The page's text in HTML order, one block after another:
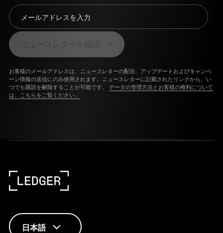
メールアドレスを入力
お客様のメールアドレスは、ニュースレターの配信、アップデートおよびキャンペ
ーン情報の送信にのみ使用されます。ニュースレターに記載されたリンクから、い
つでも購読を解除することが可能です。 データの管理方法とお客様の権利について
は、こちらをご覧ください。
日本語